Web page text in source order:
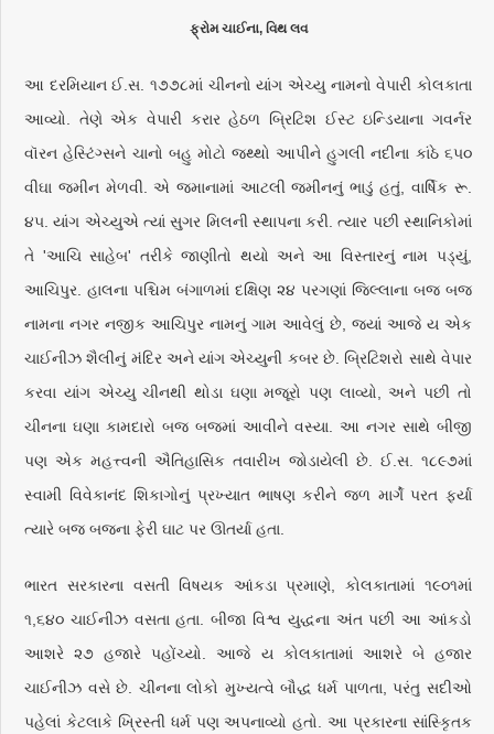
ફ્રોમ ચાઈના, વિથ લવ
આ દરમિયાન ઈ.સ. ૧૭૭૮માં ચીનનો યાંગ એચ્યુ નામનો વેપારી કોલકાતા
આવ્યો. તેણે એક વેપારી કરાર હેઠળ બ્રિટિશ ઈસ્ટ ઇન્ડિયાના ગવર્નર
વૉરન હેસ્ટિંગ્સને ચાનો બહુ મોટો જથ્થો આપીને હુગલી નદીના કાંઠે ૬૫૦
વીઘા જમીન મેળવી. એ જમાનામાં આટલી જમીનનું ભાડું હતું, વાર્ષિક રૂ.
૪૫. યાંગ એચ્યુએ ત્યાં સુગર મિલની સ્થાપના કરી. ત્યાર પછી સ્થાનિકોમાં
તે 'આચિ સાહેબ' તરીકે જાણીતો થયો અને આ વિસ્તારનું નામ પડ્યું,
આચિપુર. હાલના પશ્ચિમ બંગાળમાં દક્ષિણ ૨૪ પરગણાં જિલ્લાના બજ બજ
નામના નગર નજીક આચિપુર નામનું ગામ આવેલું છે, જ્યાં આજે ય એક
ચાઈનીઝ શૈલીનું મંદિર અને યાંગ એચ્યુની કબર છે. બ્રિટિશરો સાથે વેપાર
કરવા યાંગ એચ્યુ ચીનથી થોડા ઘણા મજૂરો પણ લાવ્યો, અને પછી તો
ચીનના ઘણા કામદારો બજ બજમાં આવીને વસ્યા. આ નગર સાથે બીજી
પણ એક મહત્ત્વની ઐતિહાસિક તવારીખ જોડાયેલી છે. ઈ.સ. ૧૮૯૭માં
સ્વામી વિવેકાનંદ શિકાગોનું પ્રખ્યાત ભાષણ કરીને જળ માર્ગે પરત ફર્યા
ત્યારે બજ બજના ફેરી ઘાટ પર ઊતર્યા હતા.
ભારત સરકારના વસતી વિષયક આંકડા પ્રમાણે, કોલકાતામાં ૧૯૦૧માં
૧,૬૪૦ ચાઈનીઝ વસતા હતા. બીજા વિશ્વ યુદ્ધના અંત પછી આ આંકડો
આશરે ૨૭ હજારે પહોંચ્યો. આજે ય કોલકાતામાં આશરે બે હજાર
ચાઈનીઝ વસે છે. ચીનના લોકો મુખ્યત્વે બૌદ્ધ ધર્મ પાળતા, પરંતુ સદીઓ
પહેલાં કેટલાકે ખ્રિસ્તી ધર્મ પણ અપનાવ્યો હતો. આ પ્રકારના સાંસ્કૃિતક